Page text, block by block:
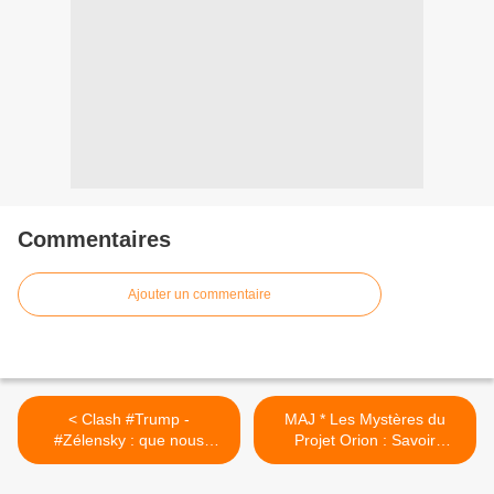
Commentaires
Ajouter un commentaire
< Clash #Trump -
#Zélensky : que nous
réserve l'avenir ? 10 choses
MAJ * Les Mystères du
Projet Orion : Savoir
Ancien, Secrets Tibétains et